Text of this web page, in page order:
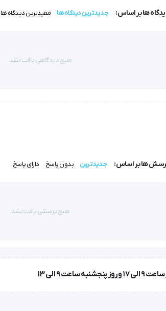
ها بر اساس: جدیدترین دیدگاه ها مفیدترین دیدگاه ها
هیچ دیدگاهی یافت نشد
ها بر اساس: جدیدترین بدون پاسخ دارای پاسخ
هیچ پرسشی یافت نشد
9 الی 13